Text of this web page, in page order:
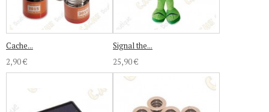
Cache...
2,90 €
Signal the...
25,90 €